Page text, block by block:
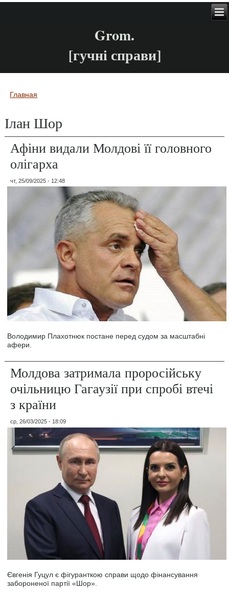
Grom.
[гучні справи]
Вы здесь
Главная
Ілан Шор
Афіни видали Молдові її головного
олігарха
чт, 25/09/2025 - 12:48
Володимир Плахотнюк постане перед судом за масштабні
афери.
Молдова затримала проросійську
очільницю Гагаузії при спробі втечі
з країни
ср, 26/03/2025 - 18:09
Євгенія Гуцул є фігуранткою справи щодо фінансування
забороненої партії «Шор».